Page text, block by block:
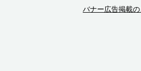
バナー広告掲載